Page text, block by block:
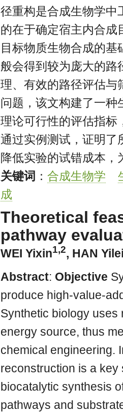
径重构是合成生物学中
的在于确定宿主内合成
目标物质生物合成的
般会得到较为庞大的路
理、有效的路径评估与
问题，该文构建了一种
理论可行性的评估指标
通过实例测试，证明了
降低实验的试错成本，
关键词 ： 合成生物学
成
Theoretical
pathway
WEI Yixin1,2, HAN
Abstract: Objective
produce high-value-
Synthetic biology
energy source, thus
chemical engineering.
reconstruction is a key
biocatalytic synthesis
pathways and